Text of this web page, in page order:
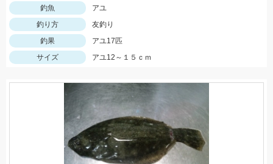
釣魚
アユ
釣り方
友釣り
釣果
アユ17匹
サイズ
アユ12～１５ｃｍ